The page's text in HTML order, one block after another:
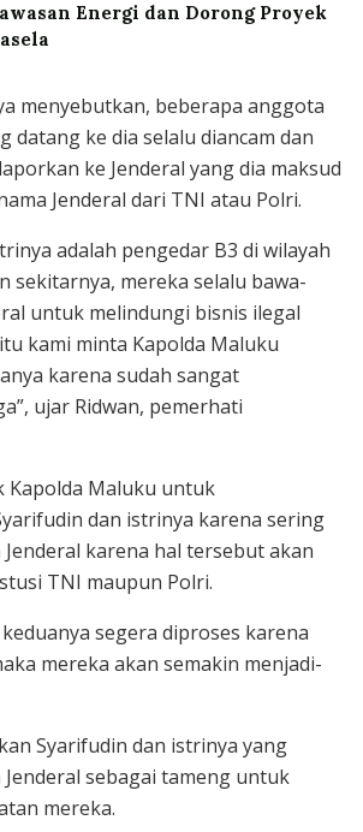
Energi dan Dorong Proyek
menyebutkan, beberapa anggota
datang ke dia selalu diancam dan
ke Jenderal yang dia maksud
Jenderal dari TNI atau Polri.
adalah pengedar B3 di wilayah
sekitarnya, mereka selalu bawa-
untuk melindungi bisnis ilegal
kami minta Kapolda Maluku
karena sudah sangat
ujar Ridwan, pemerhati
Kapolda Maluku untuk
dan istrinya karena sering
karena hal tersebut akan
TNI maupun Polri.
segera diproses karena
mereka akan semakin menjadi-
Syarifudin dan istrinya yang
Jenderal sebagai tameng untuk
mereka.